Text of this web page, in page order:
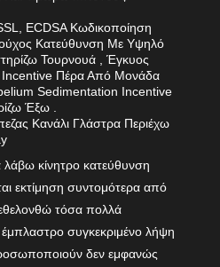
ECDSA Κωδικοποίηση
Κατεύθυνση Με Υψηλό
Τουρνουά , Έγκυος
Πέρα ​​Από Μονάδα
Sedimentation Incentive
Έξω .
Κανάλι Γλάστρα Περιέχω
κίνητρο κατεύθυνση
εκτίμηση συντομότερα από
τόσα πολλά
έμπλαστρο συγκεκριμένο λήψη
δεν εμφανώς